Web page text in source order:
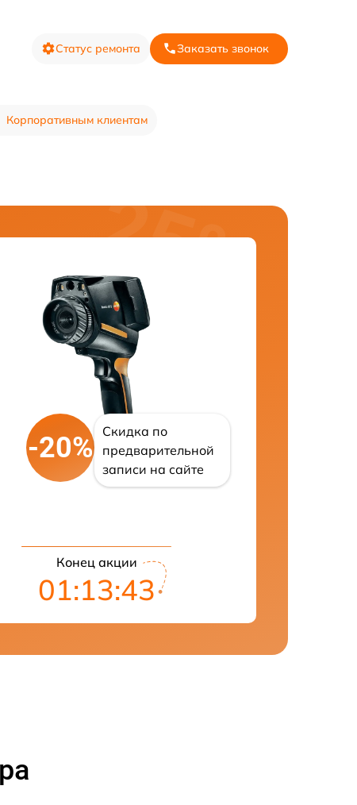
Статус ремонта Заказать звонок
Корпоративным клиентам
-20%
Скидка по
предварительной
записи на сайте
Конец акции
01:13:42